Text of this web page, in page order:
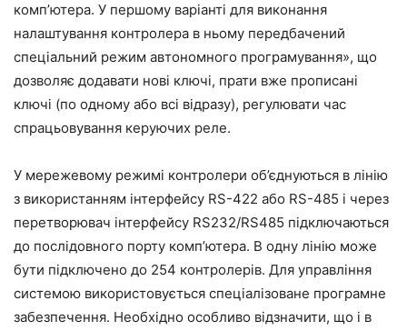
комп’ютера. У першому варіанті для виконання
налаштування контролера в ньому передбачений
спеціальний режим автономного програмування», що
дозволяє додавати нові ключі, прати вже прописані
ключі (по одному або всі відразу), регулювати час
спрацьовування керуючих реле.
У мережевому режимі контролери об’єднуються в лінію
з використанням інтерфейсу RS-422 або RS-485 і через
перетворювач інтерфейсу RS232/RS485 підключаються
до послідовного порту комп’ютера. В одну лінію може
бути підключено до 254 контролерів. Для управління
системою використовується спеціалізоване програмне
забезпечення. Необхідно особливо відзначити, що і в